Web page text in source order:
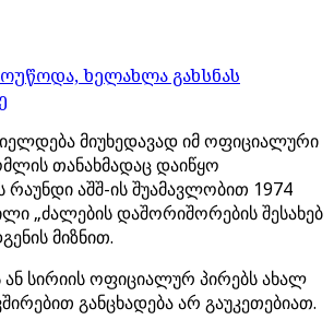
ხელახლა გახსნას
მიუხედავად იმ ოფიციალური
თანახმადაც დაიწყო
რაუნდი აშშ-ის შუამავლობით 1974
„ძალების დაშორიშორების შესახებ
მიზნით.
ან სირიის ოფიციალურ პირებს ახალ
განცხადება არ გაუკეთებიათ.